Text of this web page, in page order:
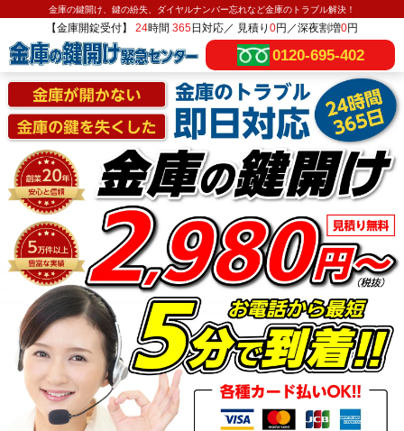
金庫の鍵開け、鍵の紛失、ダイヤルナンバー忘れなど金庫のトラブル解決！
【金庫開錠受付】 24時間 365日対応／ 見積り 0円／深夜割増0円
0120-695-402